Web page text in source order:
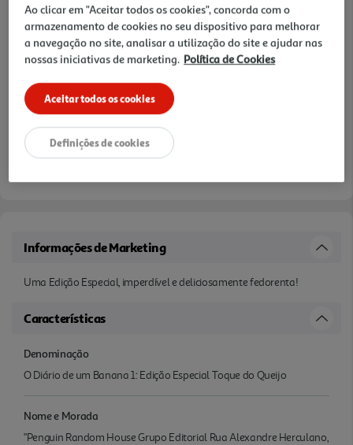
Notas de preparação
Informações de Marketing
Uma Edição Especial, imperdível e deliciosamente fedorenta!
Características
Denominação
O Diário de um Banana 1: Edição Especial Toque do Queijo
Nome e Morada
"Penguin Random House Grupo Editorial Rua Alexandre Herculano,
Ao clicar em "Aceitar todos os cookies", concorda com o
armazenamento de cookies no seu dispositivo para melhorar
a navegação no site, analisar a utilização do site e ajudar nas
nossas iniciativas de marketing. Política de Cookies
Aceitar todos os cookies
Definições de cookies